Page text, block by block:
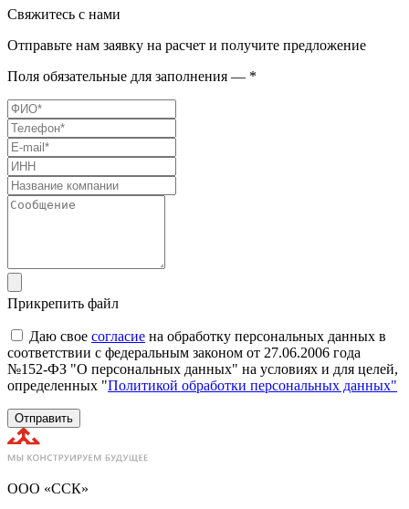
Свяжитесь с нами
Отправьте нам заявку на расчет и получите предложение
Поля обязательные для заполнения — *
Прикрепить файл
Даю свое согласие на обработку персональных данных в
соответствии с федеральным законом от 27.06.2006 года
№152-ФЗ "О персональных данных" на условиях и для целей,
определенных "Политикой обработки персональных данных"
Отправить
ООО «ССК»